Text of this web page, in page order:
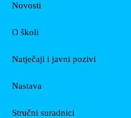
Novosti
O školi
Natječaji i javni pozivi
Nastava
Stručni suradnici